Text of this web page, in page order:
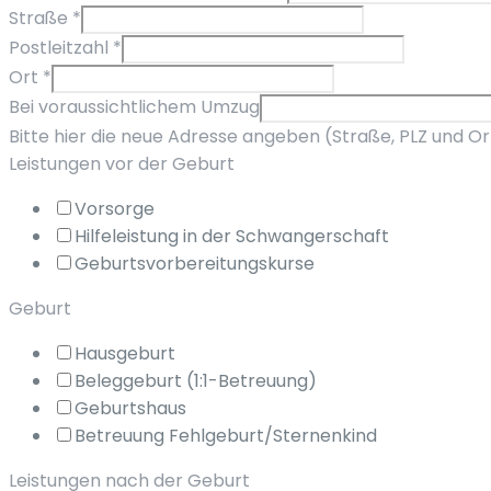
Straße *
Postleitzahl *
Ort *
Bei voraussichtlichem Umzug
Bitte hier die neue Adresse angeben (Straße, PLZ und
Leistungen vor der Geburt
Vorsorge
Hilfeleistung in der Schwangerschaft
Geburtsvorbereitungskurse
Geburt
Hausgeburt
Beleggeburt (1:1-Betreuung)
Geburtshaus
Betreuung Fehlgeburt/Sternenkind
Leistungen nach der Geburt